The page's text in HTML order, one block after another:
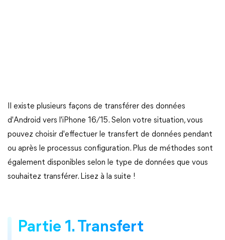
Il existe plusieurs façons de transférer des données
d'Android vers l'iPhone 16/15. Selon votre situation, vous
pouvez choisir d'effectuer le transfert de données pendant
ou après le processus configuration. Plus de méthodes sont
également disponibles selon le type de données que vous
souhaitez transférer. Lisez à la suite !
Partie 1. Transfert